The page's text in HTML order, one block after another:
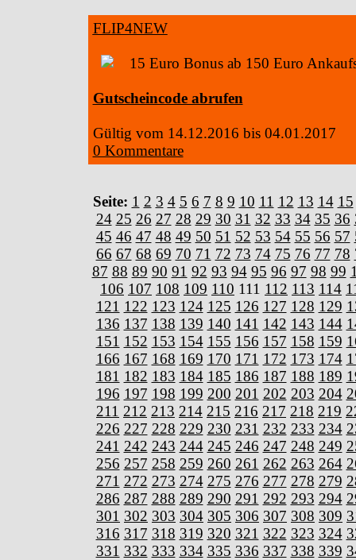
FLIP4NEW
15 Euro Bonus ab 150 Euro
Gutscheincode abrufen
Gültig vom 14.12.2016 bis 04.01.2017
0 Kommentare
Seite: 1 2 3 4 5 6 7 8 9 10 11 12 13 14 15
24 25 26 27 28 29 30 31 32 33 34 35 36
45 46 47 48 49 50 51 52 53 54 55 56 57
66 67 68 69 70 71 72 73 74 75 76 77 78
87 88 89 90 91 92 93 94 95 96 97 98 99
106 107 108 109 110 111 112 113 114
121 122 123 124 125 126 127 128 129
136 137 138 139 140 141 142 143 144
151 152 153 154 155 156 157 158 159
166 167 168 169 170 171 172 173 174
181 182 183 184 185 186 187 188 189
196 197 198 199 200 201 202 203 204
211 212 213 214 215 216 217 218 219
226 227 228 229 230 231 232 233 234
241 242 243 244 245 246 247 248 249
256 257 258 259 260 261 262 263 264
271 272 273 274 275 276 277 278 279
286 287 288 289 290 291 292 293 294
301 302 303 304 305 306 307 308 309
316 317 318 319 320 321 322 323 324
331 332 333 334 335 336 337 338 339